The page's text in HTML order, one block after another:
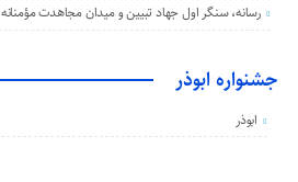
رسانه، سنگر اول جهاد تبیین و میدان مجاهدت مؤمنانه
جشنواره ابوذر
ابوذر